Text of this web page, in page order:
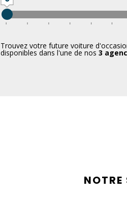
Trouvez votre future voiture
disponibles dans l'une de nos 3